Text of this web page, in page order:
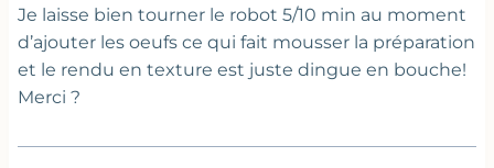
Je laisse bien tourner le robot 5/10 min au moment
d’ajouter les oeufs ce qui fait mousser la préparation
et le rendu en texture est juste dingue en bouche!
Merci ?